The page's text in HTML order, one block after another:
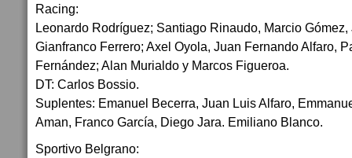
Racing:
Leonardo Rodríguez; Santiago Rinaudo, Marcio
Gianfranco Ferrero; Axel Oyola, Juan Fernando Alfaro,
Fernández; Alan Murialdo y Marcos Figueroa.
DT: Carlos Bossio.
Suplentes: Emanuel Becerra, Juan Luis Alfaro,
Aman, Franco García, Diego Jara. Emiliano Blanco.
Sportivo Belgrano: